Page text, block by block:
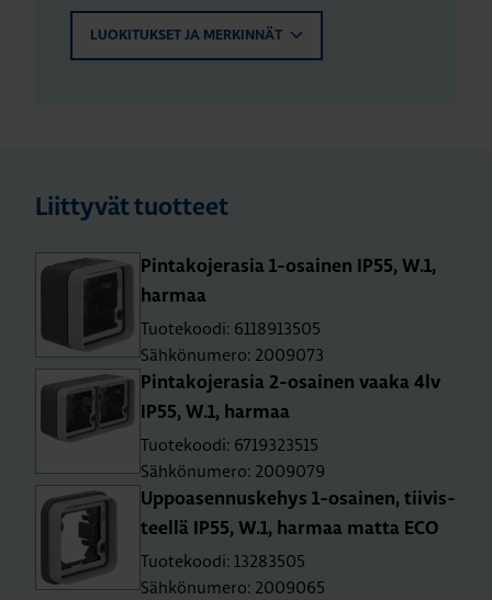
LUOKITUKSET JA MERKINNÄT
Liittyvät tuotteet
Pin­ta­ko­je­ra­sia 1-osai­nen IP55, W.1,
har­maa
Tuotekoodi: 6118913505
Sähkönumero: 2009073
Pin­ta­ko­je­ra­sia 2-osai­nen vaaka 4lv
IP55, W.1, har­maa
Tuotekoodi: 6719323515
Sähkönumero: 2009079
Up­poa­sen­nus­ke­hys 1-osai­nen, tii­vis­
teel­lä IP55, W.1, har­maa matta ECO
Tuotekoodi: 13283505
Sähkönumero: 2009065